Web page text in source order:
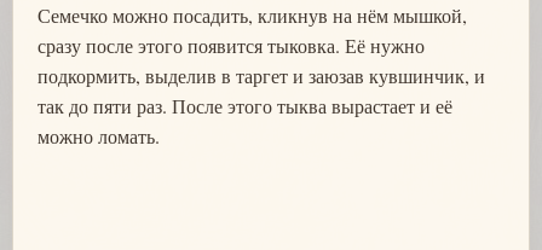
Семечко можно посадить, кликнув на нём мышкой,
сразу после этого появится тыковка. Её нужно
подкормить, выделив в таргет и заюзав кувшинчик, и
так до пяти раз. После этого тыква вырастает и её
можно ломать.